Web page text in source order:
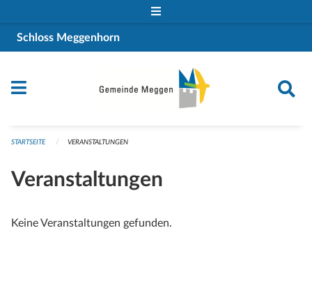
Schloss Meggenhorn
STARTSEITE VERANSTALTUNGEN
Veranstaltungen
Keine Veranstaltungen gefunden.